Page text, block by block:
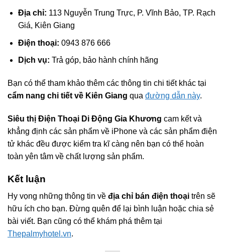
Địa chỉ: 113 Nguyễn Trung Trực, P. Vĩnh Bảo, TP. Rạch
Giá, Kiên Giang
Điện thoại: 0943 876 666
Dịch vụ: Trả góp, bảo hành chính hãng
Bạn có thể tham khảo thêm các thông tin chi tiết khác tại
cẩm nang chi tiết về Kiên Giang qua đường dẫn này.
Siêu thị Điện Thoại Di Động Gia Khương cam kết và
khẳng định các sản phẩm về iPhone và các sản phẩm điện
tử khác đều được kiểm tra kĩ càng nên bạn có thể hoàn
toàn yên tâm về chất lượng sản phẩm.
Kết luận
Hy vọng những thông tin về địa chỉ bán điện thoại trên sẽ
hữu ích cho bạn. Đừng quên để lại bình luận hoặc chia sẻ
bài viết. Bạn cũng có thể khám phá thêm tại
Thepalmyhotel.vn.